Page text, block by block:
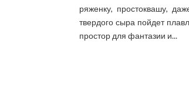
ряженку, простоквашу,
твердого сыра пойдет
простор для фантазии и...